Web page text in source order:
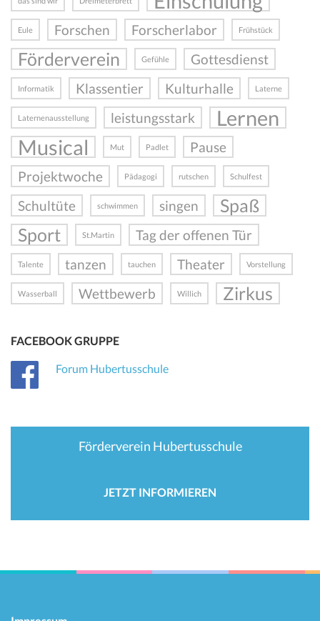
Eule Forschen Forscherlabor Frühstück
Förderverein Gefühle Gottesdienst
Informatik Klassentier Kulturhalle Laterne
Laternenausstellung leistungsstark
Lernen
Musical
Mut Padlet
Pause
Projektwoche
Pädagogi rutschen Schulfest
Schultüte schwimmen singen
Spaß
Sport
St.Martin Tag der offenen Tür
Talente tanzen tauchen Theater Vorstellung
Wasserball Wettbewerb Willich Zirkus
FACEBOOK GRUPPE
Forum Hubertusschule
Förderverein Hubertusschule
JETZT INFORMIEREN